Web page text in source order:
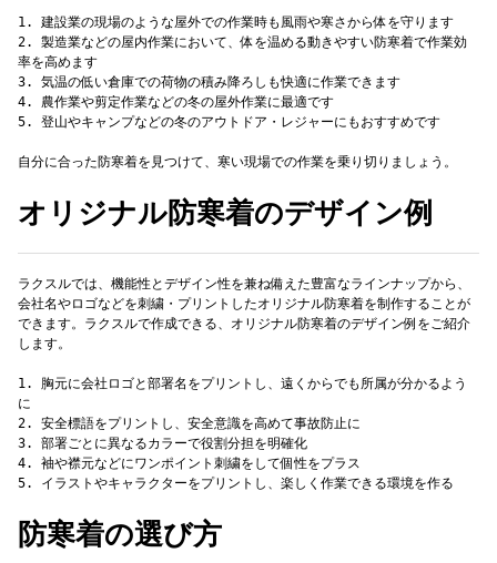
1. 建設業の現場のような屋外での作業時も風雨や寒さから体を守ります
2. 製造業などの屋内作業において、体を温める動きやすい防寒着で作業効
率を高めます
3. 気温の低い倉庫での荷物の積み降ろしも快適に作業できます
4. 農作業や剪定作業などの冬の屋外作業に最適です
自分に合った防寒着を見つけて、寒い現場での作業を乗り切りましょう。
オリジナル防寒着のデザイン例
ラクスルでは、機能性とデザイン性を兼ね備えた豊富なラインナップから、
会社名やロゴなどを刺繍・プリントしたオリジナル防寒着を制作することが
できます。ラクスルで作成できる、オリジナル防寒着のデザイン例をご紹介
します。
1. 胸元に会社ロゴと部署名をプリントし、遠くからでも所属が分かるよう
に
2. 安全標語をプリントし、安全意識を高めて事故防止に
3. 部署ごとに異なるカラーで役割分担を明確化
4. 袖や襟元などにワンポイント刺繍をして個性をプラス
防寒着の選び方